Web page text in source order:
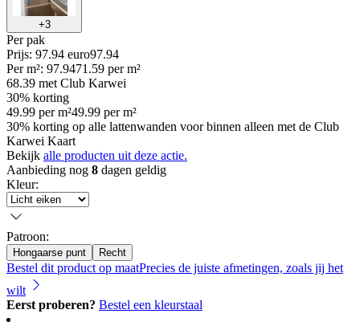
+3
Per pak
Prijs: 97.94 euro97.94
Per m²: 97.9471.59 per m²
68.39 met Club Karwei
30% korting
49.99 per m²49.99 per m²
30% korting op alle lattenwanden voor binnen alleen met de Club
Karwei Kaart
Bekijk alle producten uit deze actie.
Aanbieding nog 8 dagen geldig
Kleur:
Patroon:
Hongaarse punt Recht
Bestel dit product op maatPrecies de juiste afmetingen, zoals jij het
wilt
Eerst proberen? Bestel een kleurstaal